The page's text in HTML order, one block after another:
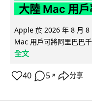
大陸 Mac 用戶
Apple 於 2026 年 8 月 8
Mac 用戶可將阿里巴巴
全文
40 5 ↗ 分享